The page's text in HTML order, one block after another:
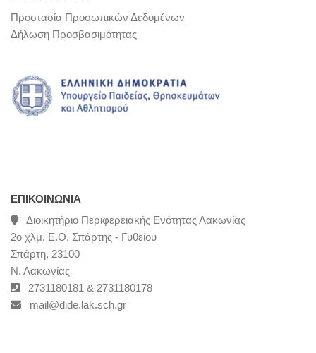
Προστασία Προσωπικών Δεδομένων
Δήλωση Προσβασιμότητας
ΕΠΙΚΟΙΝΩΝΊΑ
Διοικητήριο Περιφερειακής Ενότητας Λακωνίας
2ο χλμ. Ε.Ο. Σπάρτης - Γυθείου
Σπάρτη, 23100
Ν. Λακωνίας
2731180181 & 2731180178
mail@dide.lak.sch.gr